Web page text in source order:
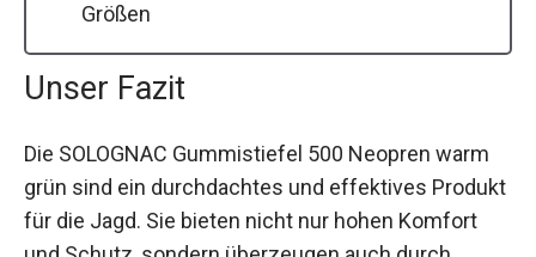
Größen
Unser Fazit
Die SOLOGNAC Gummistiefel 500 Neopren warm
grün sind ein durchdachtes und effektives Produkt
für die Jagd. Sie bieten nicht nur hohen Komfort